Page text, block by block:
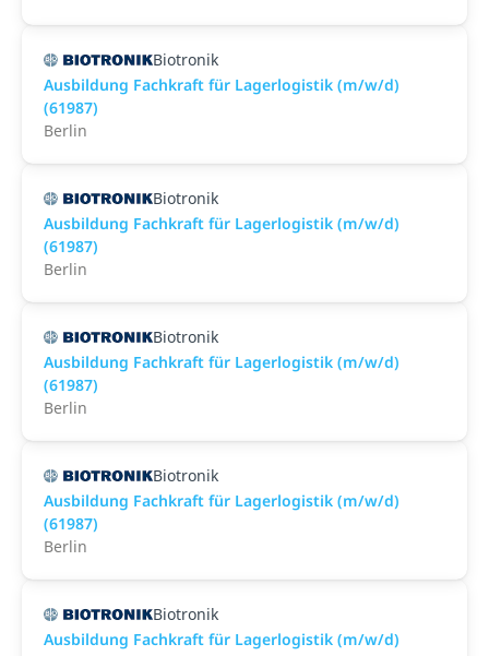
Biotronik
Ausbildung Fachkraft für Lagerlogistik (m/w/d)
(61987)
Berlin
Biotronik
Ausbildung Fachkraft für Lagerlogistik (m/w/d)
(61987)
Berlin
Biotronik
Ausbildung Fachkraft für Lagerlogistik (m/w/d)
(61987)
Berlin
Biotronik
Ausbildung Fachkraft für Lagerlogistik (m/w/d)
(61987)
Berlin
Biotronik
Ausbildung Fachkraft für Lagerlogistik (m/w/d)